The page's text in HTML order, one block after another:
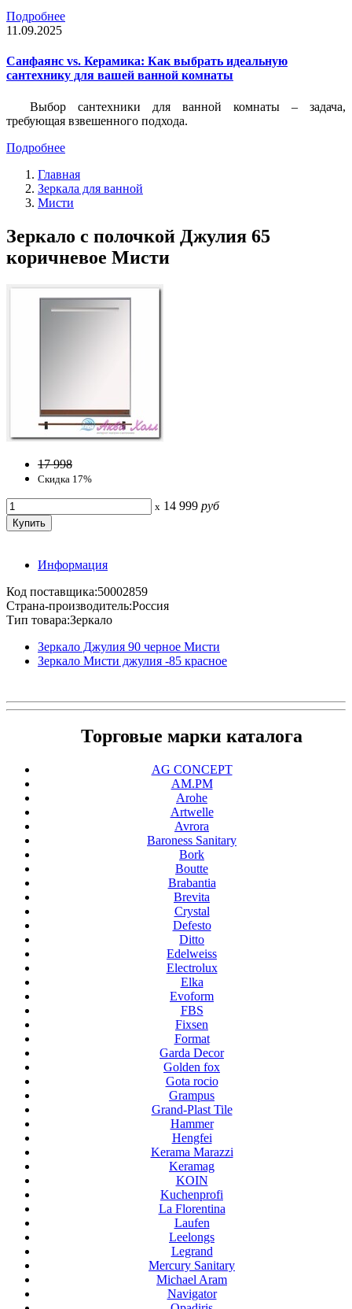
Подробнее
11.09.2025
Санфаянс vs. Керамика: Как выбрать идеальную
сантехнику для вашей ванной комнаты
Выбор сантехники для ванной комнаты – задача,
требующая взвешенного подхода.
Подробнее
Главная
Зеркала для ванной
Мисти
Зеркало с полочкой Джулия 65
коричневое Мисти
17 998
Скидка 17%
x 14 999 руб
Информация
Код поставщика:50002859
Страна-производитель:Россия
Тип товара:Зеркало
Зеркало Джулия 90 черное Мисти
Зеркало Мисти джулия -85 красное
Торговые марки каталога
AG CONCEPT
AM.PM
Arohe
Artwelle
Avrora
Baroness Sanitary
Bork
Boutte
Brabantia
Brevita
Crystal
Defesto
Ditto
Edelweiss
Electrolux
Elka
Evoform
FBS
Fixsen
Format
Garda Decor
Golden fox
Gota rocio
Grampus
Grand-Plast Tile
Hammer
Hengfei
Kerama Marazzi
Keramag
KOIN
Kuchenprofi
La Florentina
Laufen
Leelongs
Legrand
Mercury Sanitary
Michael Aram
Navigator